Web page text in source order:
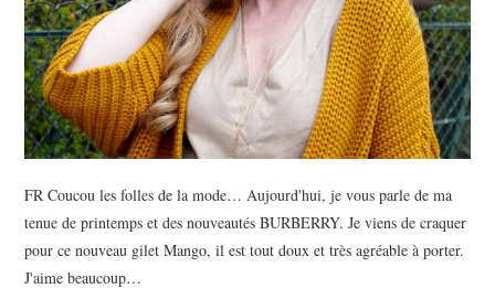
LUXE ET LA BEAUTÉ EN Y
AJOUTANT MON PETIT
GRAIN DE FOLIE ET MES
PETITS TUYAUX…
FR Coucou les folles de la mode… Aujourd'hui, je vous parle de ma
tenue de printemps et des nouveautés BURBERRY. Je viens de craquer
pour ce nouveau gilet Mango, il est tout doux et très agréable à porter.
J'aime beaucoup…